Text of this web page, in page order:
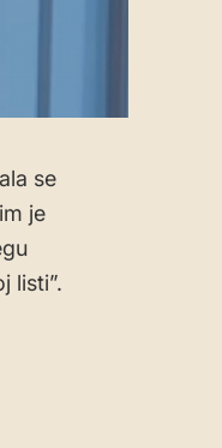
se
je
listi”.